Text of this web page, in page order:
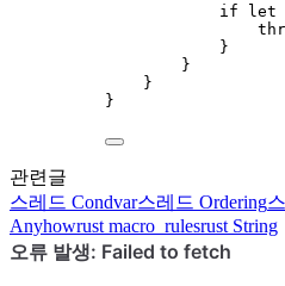
if
let
}
}
}
}
관련글
스레드 Condvar스레드 Ordering
Anyhowrust macro_rulesrust String